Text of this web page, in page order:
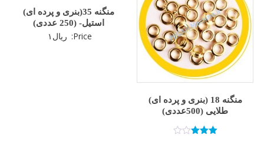
منگنه 18 (بنری و پرده ای)
طلایی (500عددی)
منگنه 35(بنری و پرده ای)
استیل- (250 عددی)
Price: ریال ۱